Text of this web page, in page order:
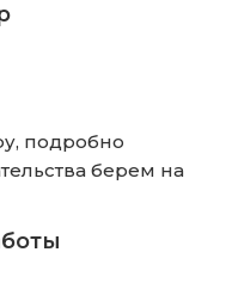
подробно
берем на